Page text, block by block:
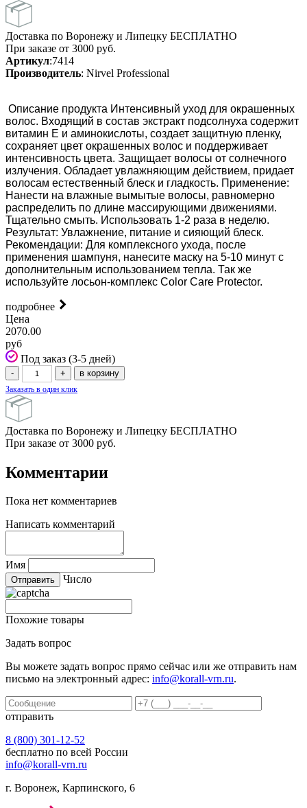
Доставка по Воронежу и Липецку БЕСПЛАТНО
При заказе от 3000 руб.
Артикул:7414
Производитель: Nirvel Professional
Описание продукта Интенсивный уход для окрашенных
волос. Входящий в состав экстракт подсолнуха содержит
витамин Е и аминокислоты, создает защитную пленку,
сохраняет цвет окрашенных волос и поддерживает
интенсивность цвета. Защищает волосы от солнечного
излучения. Обладает увлажняющим действием, придает
волосам естественный блеск и гладкость. Применение:
Нанести на влажные вымытые волосы, равномерно
распределить по длине массирующими движениями.
Тщательно смыть. Использовать 1-2 раза в неделю.
Результат: Увлажнение, питание и сияющий блеск.
Рекомендации: Для комплексного ухода, после
применения шампуня, нанесите маску на 5-10 минут с
дополнительным использованием тепла. Так же
используйте лосьон-комплекс Color Care Protector.
подробнее
Цена
2070.00
руб
Под заказ (3-5 дней)
Заказать в один клик
Доставка по Воронежу и Липецку БЕСПЛАТНО
При заказе от 3000 руб.
Комментарии
Пока нет комментариев
Написать комментарий
Имя
Число
Похожие товары
Задать вопрос
Вы можете задать вопрос прямо сейчас или же отправить нам
письмо на электронный адрес: info@korall-vrn.ru.
отправить
8 (800) 301-12-52
бесплатно по всей России
info@korall-vrn.ru
г. Воронеж, Карпинского, 6